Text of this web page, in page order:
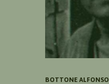
BOTTONE ALFONSO